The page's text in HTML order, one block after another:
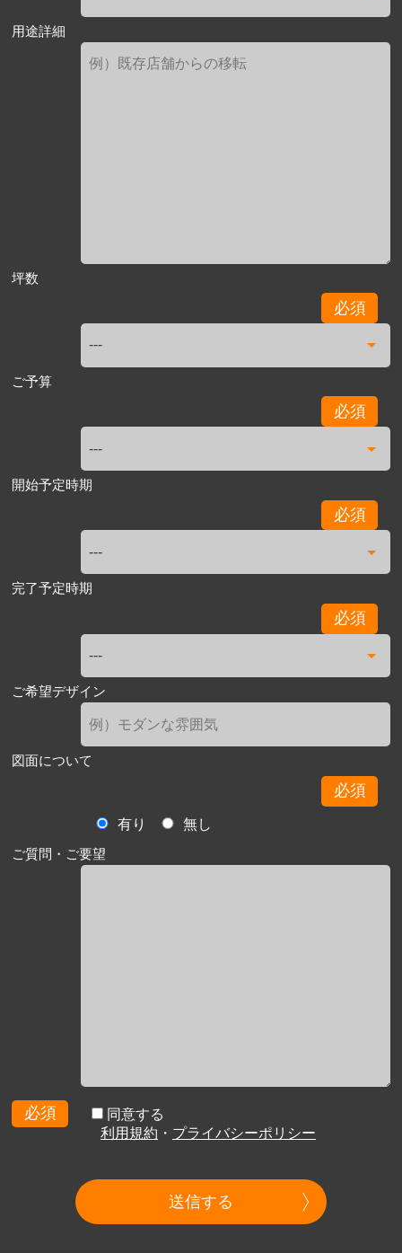
用途詳細
坪数
必須
ご予算
必須
開始予定時期
必須
完了予定時期
必須
ご希望デザイン
図面について
必須
有り
無し
ご質問・ご要望
必須
同意する
利用規約 ・ プライバシーポリシー
送信する